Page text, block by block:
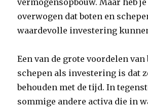
vermogensopbouw. Maar heb
overwogen dat boten en
waardevolle investering
Een van de grote voordelen van
schepen als investering is dat
behouden met de tijd. In
sommige andere activa die in